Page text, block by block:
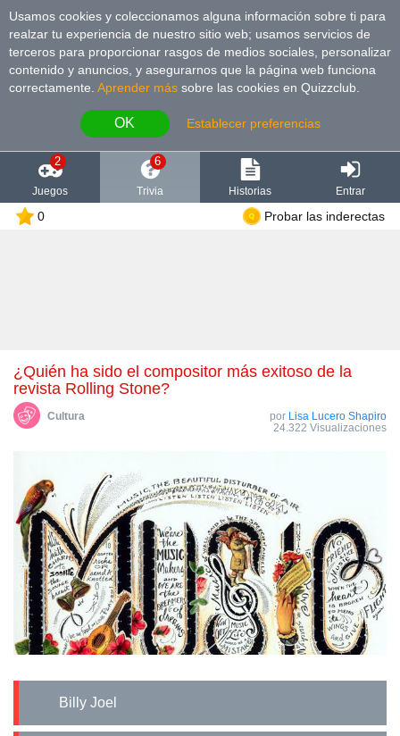
Usamos cookies y coleccionamos alguna información sobre ti para
realzar tu experiencia de nuestro sitio web; usamos servicios de
terceros para proporcionar rasgos de medios sociales, personalizar
contenido y anuncios, y asegurarnos que la página web funciona
correctamente. Aprender más sobre las cookies en Quizzclub.
OK Establecer preferencias
2
Juegos
6
Trivia Historias Entrar
0 Probar las inderectas
¿Quién ha sido el compositor más exitoso de la
revista Rolling Stone?
Cultura por Lisa Lucero Shapiro
24.322 Visualizaciones
Billy Joel